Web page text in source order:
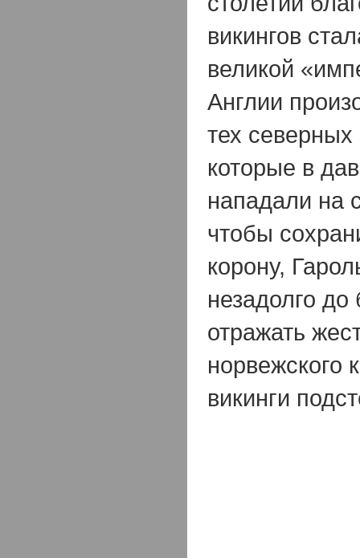
викингов
великой
Англии
тех северных
которые в
нападали на
чтобы
корону,
незадолго до
отражать
норвежского
викинги